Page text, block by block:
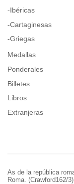
-Ibéricas
-Cartaginesas
-Griegas
Medallas
Ponderales
Billetes
Libros
Extranjeras
As de la república
Roma. (Crawford162/3)